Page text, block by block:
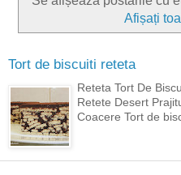
Afișați
Tort de biscuiti reteta
Reteta Tort De
Retete Desert
Coacere Tort de